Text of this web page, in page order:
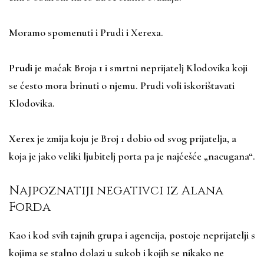
Moramo spomenuti i Prudi i Xerexa.
Prudije mačak Broja 1 i smrtni neprijatelj Klodovika koji
se često mora brinuti o njemu. Prudi voli iskorištavati
Klodovika.
Xerexje zmija koju je Broj 1 dobio od svog prijatelja, a
koja je jako veliki ljubitelj porta pa je najčešće „nacugana“.
Najpoznatiji negativci iz Alana
Forda
Kao i kod svih tajnih grupa i agencija, postoje neprijatelji s
kojima se stalno dolazi u sukob i kojih se nikako ne